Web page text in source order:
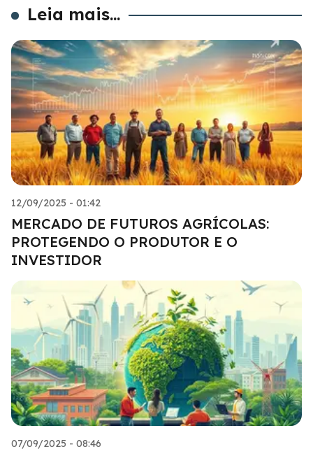
Leia mais...
12/09/2025 - 01:42
MERCADO DE FUTUROS AGRÍCOLAS:
PROTEGENDO O PRODUTOR E O
INVESTIDOR
07/09/2025 - 08:46